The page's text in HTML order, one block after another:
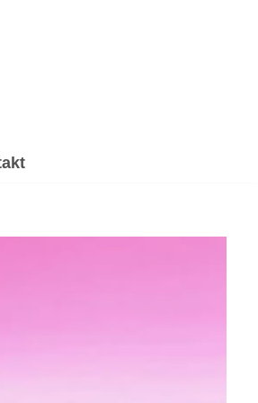
Energiearbeit & Reiki,
und ✔️ Spirituelles
wir die Zukunft ✉.